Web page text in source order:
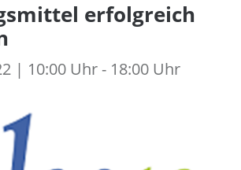
erfolgreich
| 10:00 Uhr - 18:00 Uhr